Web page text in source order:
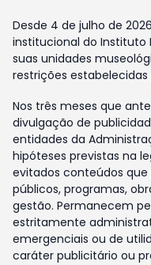
Desde 4 de julho de
institucional do Instituto
suas unidades
restrições
Nos três meses que
divulgação de
entidades da
hipóteses previstas na
evitados conteúdos
públicos, programas,
gestão. Permanecem
estritamente
emergenciais ou de
caráter publicitário ou